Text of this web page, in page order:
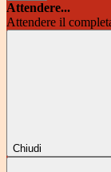
Attendere...
Attendere il
Chiudi